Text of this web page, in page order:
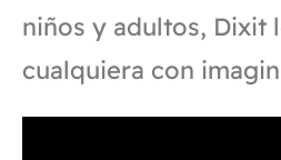
niños y adultos, Dixit
cualquiera con